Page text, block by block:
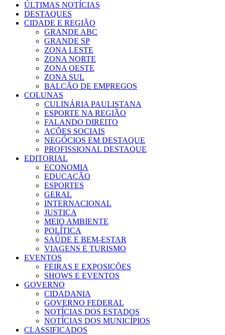
ÚLTIMAS NOTÍCIAS
DESTAQUES
CIDADE E REGIÃO
GRANDE ABC
GRANDE SP
ZONA LESTE
ZONA NORTE
ZONA OESTE
ZONA SUL
BALCÃO DE EMPREGOS
COLUNAS
CULINÁRIA PAULISTANA
ESPORTE NA REGIÃO
FALANDO DIREITO
AÇÕES SOCIAIS
NEGÓCIOS EM DESTAQUE
PROFISSIONAL DESTAQUE
EDITORIAL
ECONOMIA
EDUCAÇÃO
ESPORTES
GERAL
INTERNACIONAL
JUSTIÇA
MEIO AMBIENTE
POLÍTICA
SAÚDE E BEM-ESTAR
VIAGENS E TURISMO
EVENTOS
FEIRAS E EXPOSIÇÕES
SHOWS E EVENTOS
GOVERNO
CIDADANIA
GOVERNO FEDERAL
NOTÍCIAS DOS ESTADOS
NOTÍCIAS DOS MUNICÍPIOS
CLASSIFICADOS